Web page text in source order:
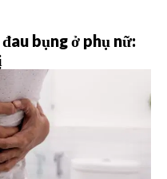
bụng ở phụ nữ: